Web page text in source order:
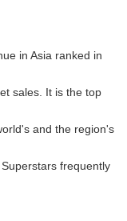
in Asia ranked in
sales. It is the top
and the region's
frequently